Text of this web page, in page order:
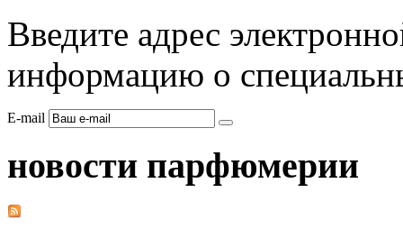
Введите адрес
информацию о
E-mail
новости парфюмерии